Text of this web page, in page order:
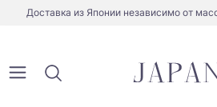
Доставка из Японии независимо от